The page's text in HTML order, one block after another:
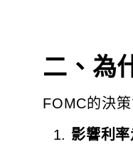
二、為
FOMC的決
影響利